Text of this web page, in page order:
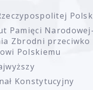
Pamięci
Zbrodni przeciwko
Polskiemu
Konstytucyjny